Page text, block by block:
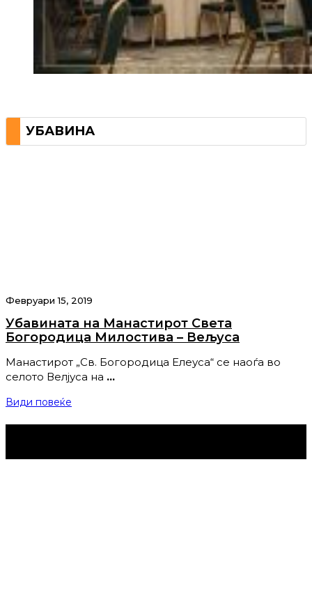
УБАВИНА
Февруари 15, 2019
Убавината на Манастирот Света
Богородица Милостива – Вељуса
Манастирот „Св. Богородица Елеуса“ се наоѓа во
селото Велјуса на …
Види повеќе